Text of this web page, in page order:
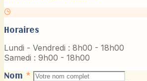
Horaires
Lundi - Vendredi : 8h00 - 18h00
Samedi : 9h00 - 18h00
Nom *